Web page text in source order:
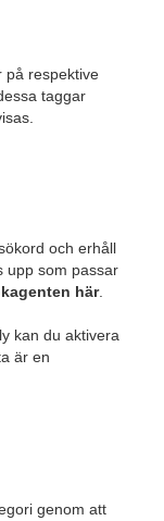
på respektive
taggar
och erhåll
upp som passar
här.
kan du aktivera
är en
genom att